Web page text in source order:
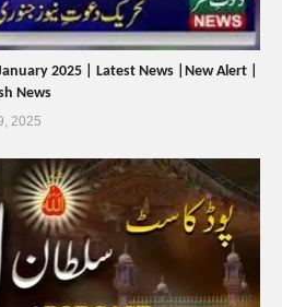
2025 | Latest News |New Alert |
News
2025